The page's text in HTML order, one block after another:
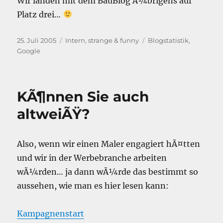
Platz drei…
Veröffentlicht
am
25. Juli 2005 Kategorien
Intern,strange & funny Schlagwörter
Blogstatistik,
Google
KÃ¶nnen Sie auch
altweiÃŸ?
Also, wenn wir einen Maler engagiert hÃ¤tten
und wir in der Werbebranche arbeiten
wÃ¼rden… ja dann wÃ¼rde das bestimmt so
aussehen, wie man es hier lesen kann:
Kampagnenstart